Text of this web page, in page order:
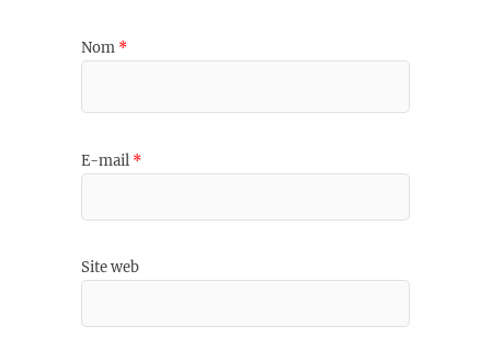
Nom *
E-mail *
Site web